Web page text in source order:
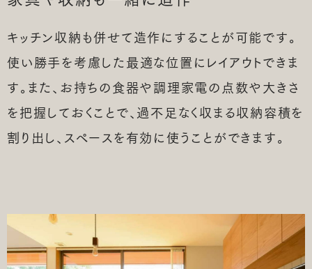
キッチン収納も併せて造作にすることが可能です。
使い勝手を考慮した最適な位置にレイアウトできま
す。また、お持ちの食器や調理家電の点数や大きさ
を把握しておくことで、過不足なく収まる収納容積を
割り出し、スペースを有効に使うことができます。